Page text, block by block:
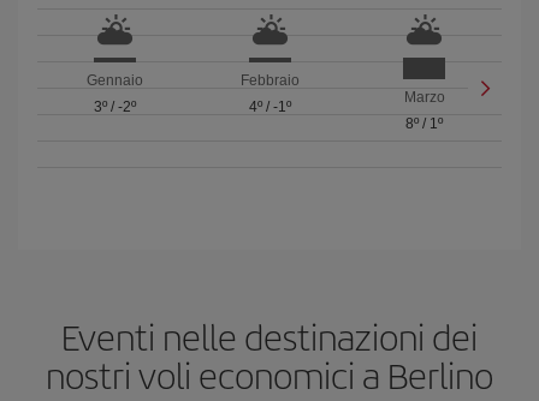
Gennaio
3º/ -2º
Febbraio
4º/ -1º
Marzo
8º / 1º
Eventi nelle destinazioni dei
nostri voli economici a Berlino